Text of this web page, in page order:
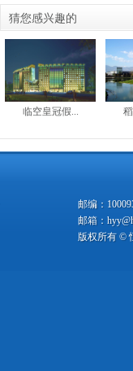
猜您感兴趣的
临空皇冠假...
邮编：
邮箱：
版权所有 ©